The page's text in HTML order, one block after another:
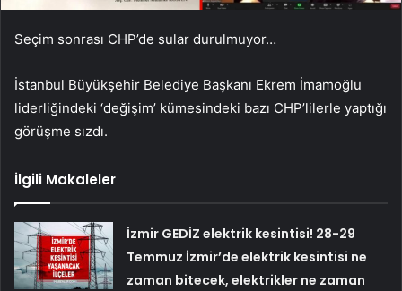
Seçim sonrası CHP’de sular durulmuyor…
İstanbul Büyükşehir Belediye Başkanı Ekrem İmamoğlu
liderliğindeki ‘değişim’ kümesindeki bazı CHP’lilerle yaptığı
görüşme sızdı.
İlgili Makaleler
İzmir GEDİZ elektrik kesintisi! 28-29
Temmuz İzmir’de elektrik kesintisi ne
zaman bitecek, elektrikler ne zaman